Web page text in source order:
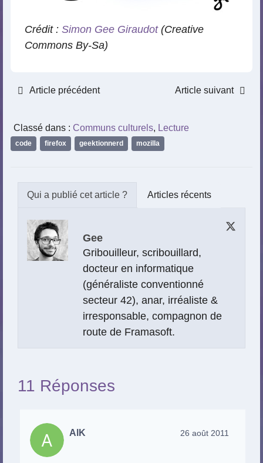
Crédit : Simon Gee Giraudot(Creative
Commons By-Sa)
Article précédent Article suivant
Classé dans : Communs culturels, Lecture
code firefox geektionnerd mozilla
Articles récents
Gee
Gribouilleur, scribouillard,
docteur en informatique
(généraliste conventionné
secteur 42), anar, irréaliste &
irresponsable, compagnon de
route de Framasoft.
11 Réponses
AlK 26 août 2011